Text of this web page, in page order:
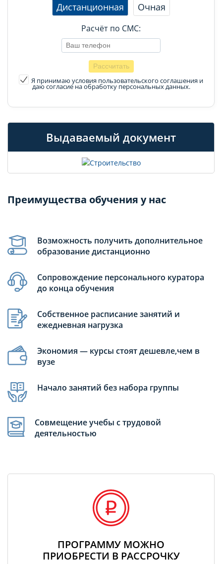
Дистанционная Очная
Расчёт по СМС:
Я принимаю условия пользовательского соглашения и
даю согласие на обработку персональных данных.
Выдаваемый документ
Преимущества обучения у нас
Возможность получить дополнительное
образование дистанционно
Сопровождение персонального куратора
до конца обучения
Собственное расписание занятий и
ежедневная нагрузка
Экономия — курсы стоят дешевле,чем в
вузе
Начало занятий без набора группы
Совмещение учебы с трудовой
деятельностью
ПРОГРАММУ МОЖНО
ПРИОБРЕСТИ В РАССРОЧКУ